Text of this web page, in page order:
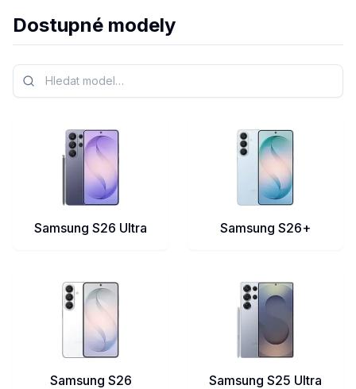
Dostupné modely
Samsung S26 Ultra Samsung S26+
Samsung S26 Samsung S25 Ultra